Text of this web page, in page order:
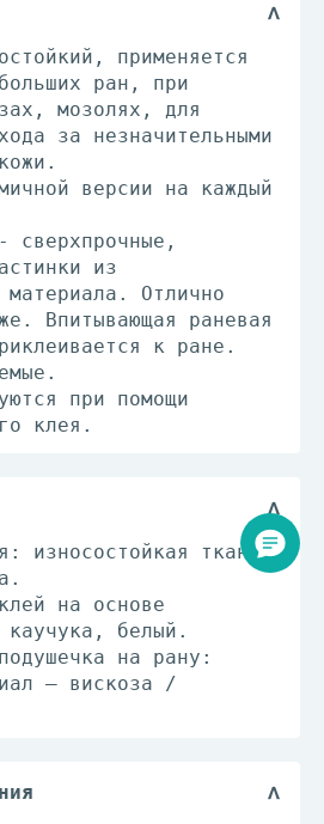
применяется
ран, при
мозолях, для
за незначительными
версии на каждый
из
материала. Отлично
Впитывающая раневая
к ране.
при помощи
клея.
износостойкая ткань
на основе
каучука, белый.
на рану:
– вискоза /